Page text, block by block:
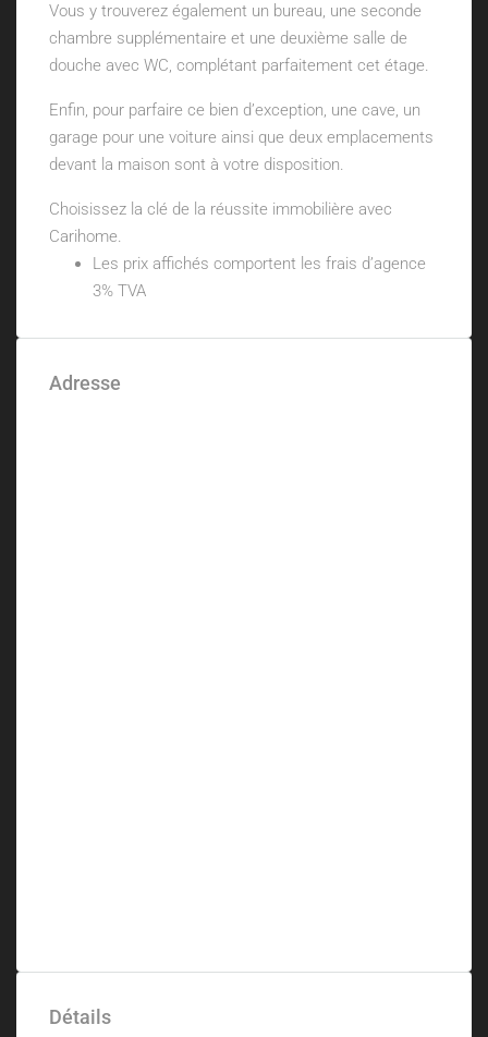
Vous y trouverez également un bureau, une seconde
chambre supplémentaire et une deuxième salle de
douche avec WC, complétant parfaitement cet étage.
Enfin, pour parfaire ce bien d’exception, une cave, un
garage pour une voiture ainsi que deux emplacements
devant la maison sont à votre disposition.
Choisissez la clé de la réussite immobilière avec
Carihome.
Les prix affichés comportent les frais d’agence
3% TVA
Adresse
Détails